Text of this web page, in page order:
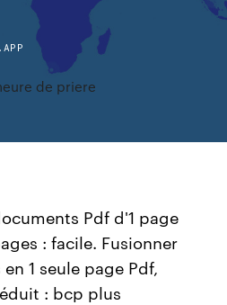
de priere
Pdf d'1 page
: facile. Fusionner
1 seule page Pdf,
: bcp plus